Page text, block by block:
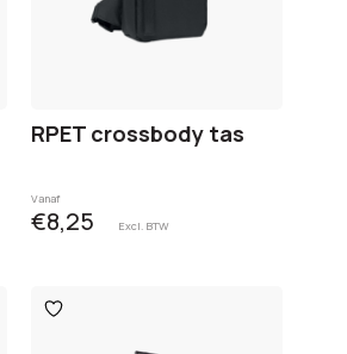
RPET crossbody tas
Vanaf
€8,25 Excl. BTW
Toevoegen
aan